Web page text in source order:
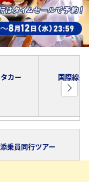
カー 国際線航
添乗員同行ツアー